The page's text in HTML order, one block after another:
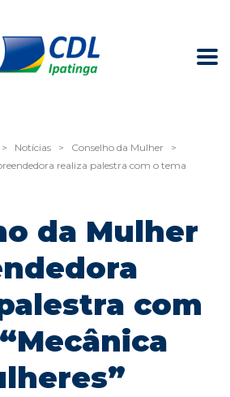
> Notícias > Conselho da Mulher
>
realiza palestra com o tema
da Mulher
com